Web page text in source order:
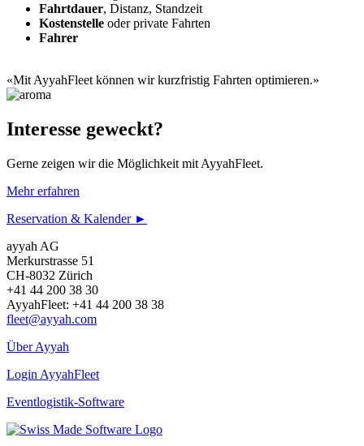
Fahrtdauer, Distanz, Standzeit
Kostenstelle oder private Fahrten
Fahrer
«Mit AyyahFleet können wir kurzfristig Fahrten optimieren.»
Interesse geweckt?
Gerne zeigen wir die Möglichkeit mit AyyahFleet.
Mehr erfahren
Reservation & Kalender ►
ayyah AG
Merkurstrasse 51
CH-8032 Zürich
+41 44 200 38 30
AyyahFleet: +41 44 200 38 38
fleet@ayyah.com
Über Ayyah
Login AyyahFleet
Eventlogistik-Software